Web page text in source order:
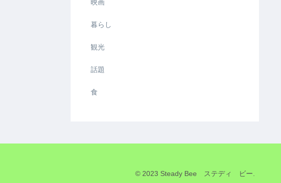
映画
暮らし
観光
話題
食
© 2023 Steady Bee ステディ ビー.